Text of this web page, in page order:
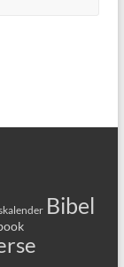
Bibel